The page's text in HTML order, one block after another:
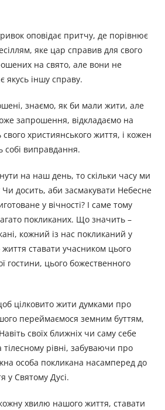
оповідає притчу, де порівнює
яке цар справив для свого
на свято, але вони не
якусь іншу справу.
знаємо, як би мали жити, але
запрошення, відкладаємо на
свого християнського життя, і кожен
собі виправдання.
на наш день, то скільки часу ми
Чи досить, аби засмакувати Небесне
у вічності? І саме тому
покликаних. Що значить –
кожний із нас покликаний у
ставати учасником цього
гостини, цього божественного
цілковито жити думками про
переймаємося земним буттям,
своїх ближніх чи саму себе
рівні, забуваючи про
особа покликана насамперед до
у Святому Дусі.
хвилю нашого життя, ставати